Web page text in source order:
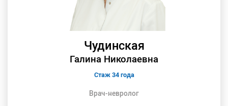
Чудинская
Галина Николаевна
Стаж 34 года
Врач-невролог